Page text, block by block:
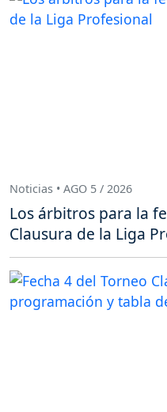
Noticias • AGO 5 / 2026
Los árbitros para la
Clausura de la Liga